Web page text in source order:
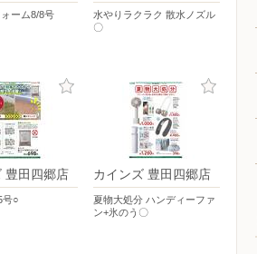
ーム8/8号
水やりラクラク 散水ノズル
〇
豊田四郷店
号○
カインズ 豊田四郷店
夏物大処分 ハンディーファ
ン+氷のう〇